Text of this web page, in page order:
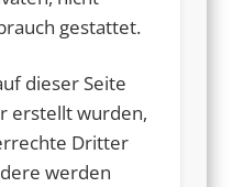
gestattet.
dieser Seite
erstellt wurden,
Dritter
werden